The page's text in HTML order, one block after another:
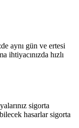
aynı gün ve ertesi
ihtiyacınızda hızlı
sigorta
hasarlar sigorta